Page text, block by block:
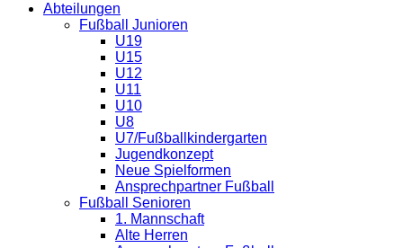
Abteilungen
Fußball Junioren
U19
U15
U12
U11
U10
U8
U7/Fußballkindergarten
Jugendkonzept
Neue Spielformen
Ansprechpartner Fußball
Fußball Senioren
1. Mannschaft
Alte Herren